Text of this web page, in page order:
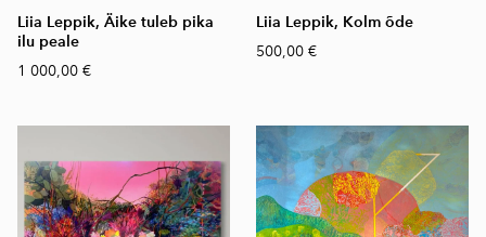
Liia Leppik, Äike tuleb pika
ilu peale
1 000,00 €
Liia Leppik, Kolm õde
500,00 €